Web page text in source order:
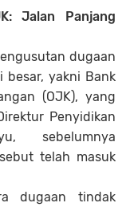
Jalan Panjang
dugaan
besar, yakni Bank
(OJK), yang
Penyidikan
sebelumnya
telah masuk
dugaan tindak